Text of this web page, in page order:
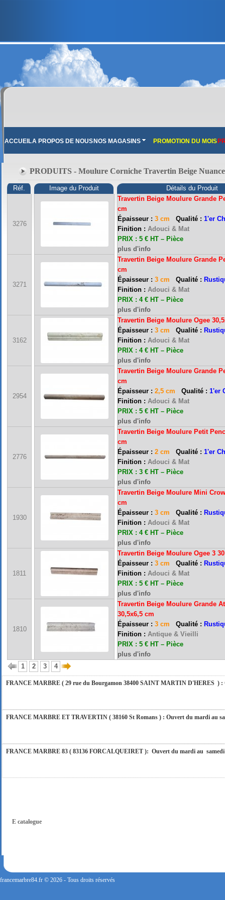
ACCUEILA PROPOS DE NOUS NOS MAGASINS PROMOTION DU MOIS
PRODUITS - Moulure Corniche Travertin Beige Nuance
Réf. Image du Produit Détails du Produit
3276
Travertin Beige Moulure Grande
cm
Épaisseur : 3 cm Qualité : 1'er
Finition : Adouci & Mat
PRIX : 5 € HT – Pièce
plus d'info
3271
Travertin Beige Moulure Grande
cm
Épaisseur : 3 cm Qualité :
Finition : Adouci & Mat
PRIX : 4 € HT – Pièce
plus d'info
3162
Travertin Beige Moulure Ogee
Épaisseur : 3 cm Qualité :
Finition : Adouci & Mat
PRIX : 4 € HT – Pièce
plus d'info
2954
Travertin Beige Moulure Grande
cm
Épaisseur : 2,5 cm Qualité : 1'er
Finition : Adouci & Mat
PRIX : 5 € HT – Pièce
plus d'info
2776
Travertin Beige Moulure Petit
cm
Épaisseur : 2 cm Qualité : 1'er
Finition : Adouci & Mat
PRIX : 3 € HT – Pièce
plus d'info
1930
Travertin Beige Moulure Mini
cm
Épaisseur : 3 cm Qualité :
Finition : Adouci & Mat
PRIX : 4 € HT – Pièce
plus d'info
1811
Travertin Beige Moulure Ogee 3
Épaisseur : 3 cm Qualité :
Finition : Adouci & Mat
PRIX : 5 € HT – Pièce
plus d'info
1810
Travertin Beige Moulure Grande
30,5x6,5 cm
Épaisseur : 3 cm Qualité :
Finition : Antique & Vieilli
PRIX : 5 € HT – Pièce
plus d'info
1
2 3 4
FRANCE MARBRE 13 ( 13680 LANCON PROVENCE ): Ouvert du mardi au
FRANCE MARBRE 84 ( 84600 VALREAS ): Ouvert du mardi au samedi inclus de
vous répondrons dans les meilleurs délais. Nous aurons le plaisir de vous
FRANCE MARBRE ( 29 rue du Bourgamon 38400 SAINT MARTIN D'HERES ) :
FRANCE MARBRE ET TRAVERTIN ( 38160 St Romans ) : Ouvert du mardi au
FRANCE MARBRE 83 ( 83136 FORCALQUEIRET ): Ouvert du mardi au samedi
FRANCE MARBRE 84 ( 84600 VALREAS ): Ouvert du mardi au samedi inclus de
E catalogue
francemarbre84.fr © 2026 - Tous droits réservés